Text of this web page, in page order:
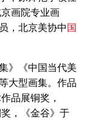
画院专业画
，北京美协中国
》《中国当代美
大型画集。作品
品展铜奖，
，《金谷》于